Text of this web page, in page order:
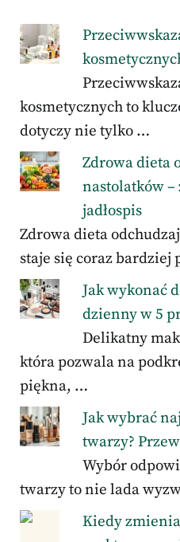
kosmetycznych to
dotyczy nie tylko …
Zdrowa dieta
nastolatków –
jadłospis
Zdrowa dieta
staje się coraz
Jak wykonać
dzienny w 5
Delikatny
która pozwala na
piękna, …
Jak wybrać
twarzy?
Wybór
twarzy to nie lada
Kiedy